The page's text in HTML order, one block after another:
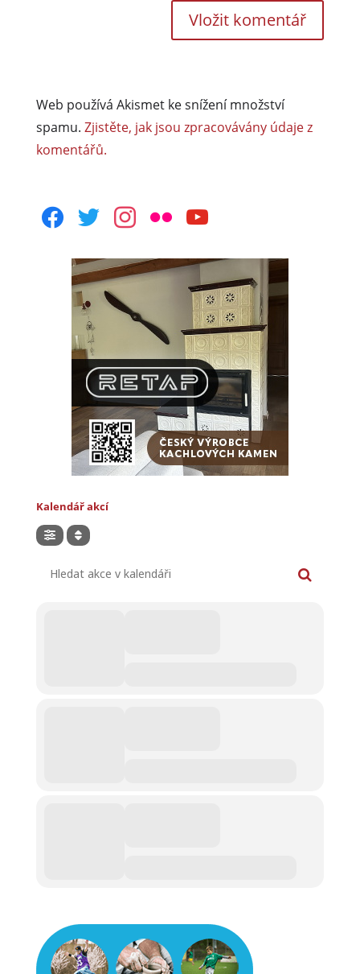
Web používá Akismet ke snížení množství
spamu. Zjistěte, jak jsou zpracovávány údaje z
komentářů.
facebooktwitterinstagram
flickr youtube
Kalendář akcí